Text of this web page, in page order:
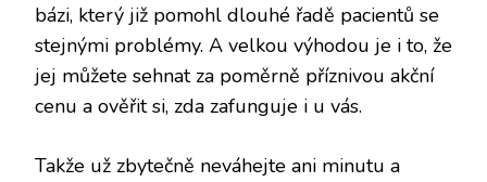
bázi, který již pomohl dlouhé řadě pacientů se
stejnými problémy. A velkou výhodou je i to, že
jej můžete sehnat za poměrně příznivou akční
cenu a ověřit si, zda zafunguje i u vás.
Takže už zbytečně neváhejte ani minutu a